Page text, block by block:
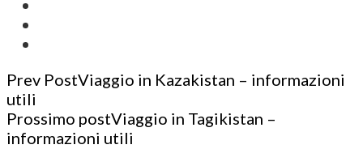
Post
Navigation
Prev PostViaggio in Kazakistan – informazioni
utili
Prossimo postViaggio in Tagikistan –
informazioni utili